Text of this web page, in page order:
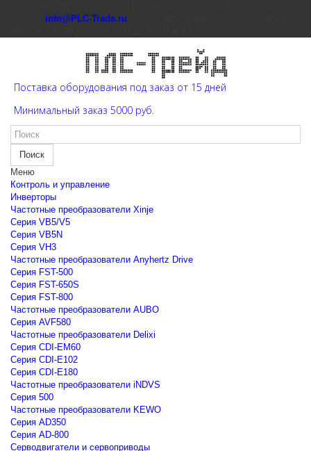
info@PLC-Trade.ru
Поставка оборудования под заказ от 15 дней
Минимальный заказ 5000 руб.
Поиск
Меню
Контроль и управление
Инверторы
Частотные преобразователи Xinje
Cерия VB5/V5
Cерия VB5N
Cерия VH3
Частотные преобразователи Anyhertz Drive
Серия FST-500
Серия FST-650S
Серия FST-800
Частотные преобразователи AUBO
Серия AVF580
Частотные преобразователи Delixi
Серия CDI-EM60
Серия CDI-E102
Серия CDI-E180
Частотные преобразователи iNDVS
Серия 500
Частотные преобразователи KEWO
Серия AD350
Серия AD-800
Серводвигатели и сервоприводы